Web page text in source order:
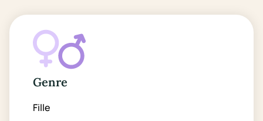
Genre
Fille